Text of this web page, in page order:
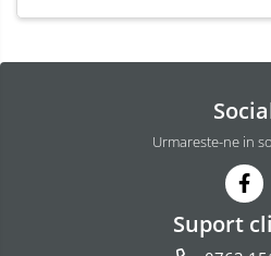
Urmareste-ne in
Suport